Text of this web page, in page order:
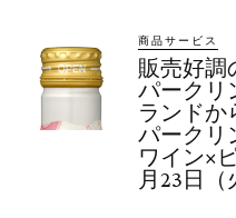
商品サービス
販売好調
パークリ
ランドか
パーク
ワイン×
月23日（